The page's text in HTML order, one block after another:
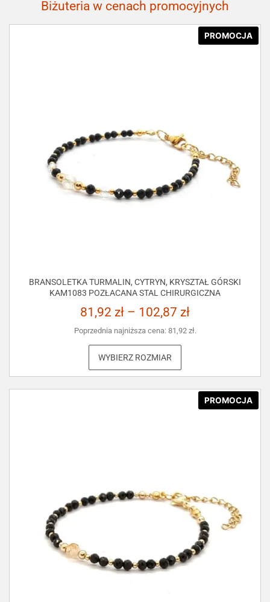
Biżuteria w cenach promocyjnych
PROMOCJA
BRANSOLETKA TURMALIN, CYTRYN, KRYSZTAŁ GÓRSKI
KAM1083 POZŁACANA STAL CHIRURGICZNA
81,92 zł – 102,87 zł
Poprzednia najniższa cena: 81,92 zł.
WYBIERZ ROZMIAR
PROMOCJA